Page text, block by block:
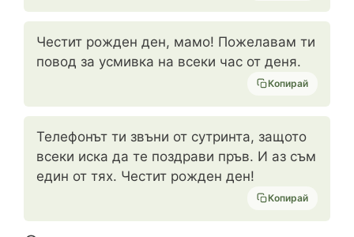
Честит рожден ден, мамо! Пожелавам ти
повод за усмивка на всеки час от деня.
Копирай
Телефонът ти звъни от сутринта, защото
всеки иска да те поздрави пръв. И аз съм
един от тях. Честит рожден ден!
Копирай